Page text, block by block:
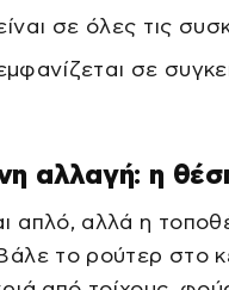
σε όλες τις
σε
αλλαγή: η
απλό, αλλά η
το ρούτερ στο